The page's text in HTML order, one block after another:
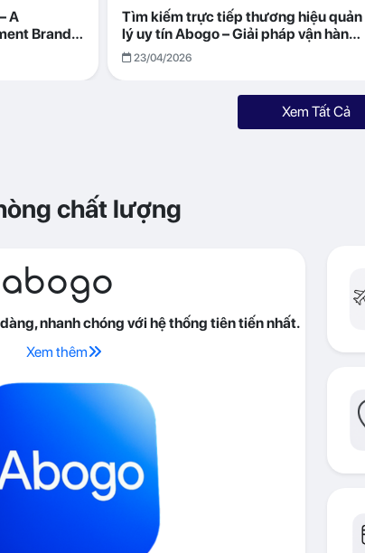
A
Brand
Tìm kiếm trực tiếp thương hiệu quản
lý uy tín Abogo – Giải pháp vận hành
villa hiệu quả, minh bạch
23/04/2026
Xem Tất Cả
chất lượng
abogo
nhanh chóng với hệ thống tiên tiến nhất.
Xem thêm